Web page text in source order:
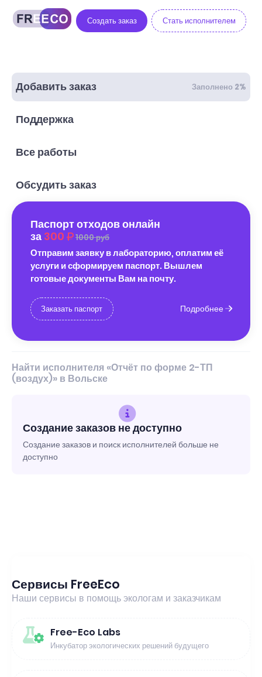
Создать заказ Стать исполнителем
Добавить заказ Заполнено 2%
Поддержка
Все работы
Обсудить заказ
Паспорт отходов онлайн
за 300 1000 руб
Отправим заявку в лабораторию, оплатим её
услуги и сформируем паспорт. Вышлем
готовые документы Вам на почту.
Заказать паспорт Подробнее
Найти исполнителя «Отчёт по форме 2-ТП
(воздух)» в Вольске
Создание заказов не доступно
Создание заказов и поиск исполнителей больше не
доступно
Сервисы FreeEco
Наши сервисы в помощь экологам и заказчикам
Free-Eco Labs
Инкубатор экологических решений будущего